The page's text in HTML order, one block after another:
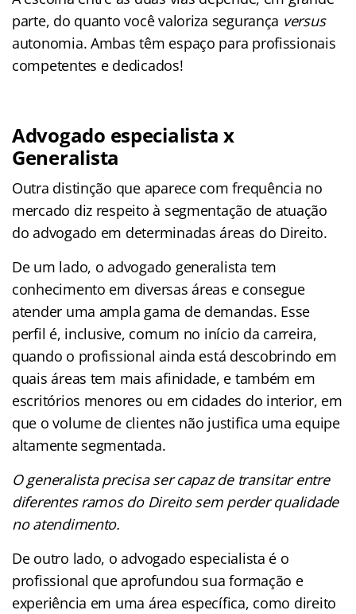
parte, do quanto você valoriza segurança versus
autonomia. Ambas têm espaço para profissionais
competentes e dedicados!
Advogado especialista x
Generalista
Outra distinção que aparece com frequência no
mercado diz respeito à segmentação de atuação
do advogado em determinadas áreas do Direito.
De um lado, o advogado generalista tem
conhecimento em diversas áreas e consegue
atender uma ampla gama de demandas. Esse
perfil é, inclusive, comum no início da carreira,
quando o profissional ainda está descobrindo em
quais áreas tem mais afinidade, e também em
escritórios menores ou em cidades do interior, em
que o volume de clientes não justifica uma equipe
altamente segmentada.
O generalista precisa ser capaz de transitar entre
diferentes ramos do Direito sem perder qualidade
no atendimento.
De outro lado, o advogado especialista é o
profissional que aprofundou sua formação e
experiência em uma área específica, como direito